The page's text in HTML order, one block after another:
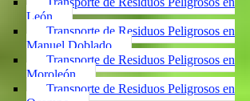
León
Transporte de Residuos Peligrosos en
Manuel Doblado
Transporte de Residuos Peligrosos en
Moroleón
Transporte de Residuos Peligrosos en